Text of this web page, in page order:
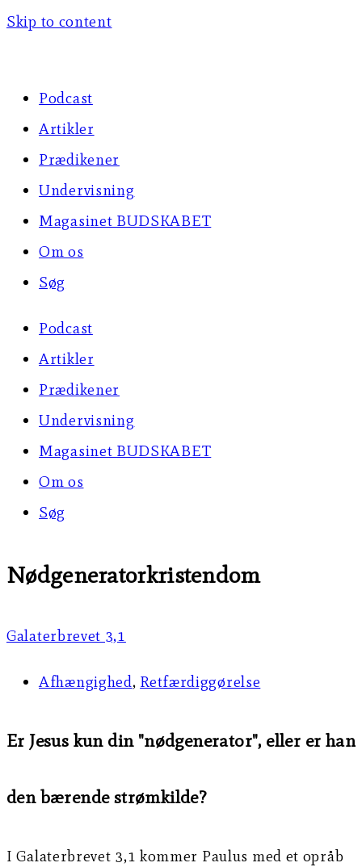
Skip to content
Podcast
Artikler
Prædikener
Undervisning
Magasinet BUDSKABET
Om os
Søg
Podcast
Artikler
Prædikener
Undervisning
Magasinet BUDSKABET
Om os
Søg
Nødgeneratorkristendom
Galaterbrevet 3,1
Afhængighed, Retfærdiggørelse
Er Jesus kun din "nødgenerator", eller er han
den bærende strømkilde?
I Galaterbrevet 3,1 kommer Paulus med et opråb